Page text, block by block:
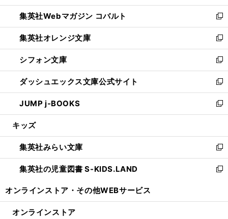
開
く
ウ
で
開
く
ン
ド
ウ
で
開
く
ウ
ィ
ン
ド
ウ
で
開
く
集英社Webマガジン コバルト
新
し
い
ウ
ィ
ン
ド
ウ
で
開
集英社オレンジ文庫
新
し
い
ウ
ィ
ン
ド
ウ
開
く
シフォン文庫
新
し
い
ウ
ィ
ン
ウ
で
開
く
ダッシュエックス文庫公式サイト
新
し
い
ウ
ン
ド
ウ
で
JUMP j-BOOKS
新
し
ウ
ィ
ン
ド
開
キッズ
集英社みらい文庫
新
し
い
ン
集英社の児童図書 S-KIDS.LAND
新
ウ
オンラインストア・ その他WEBサービス
オンラインストア